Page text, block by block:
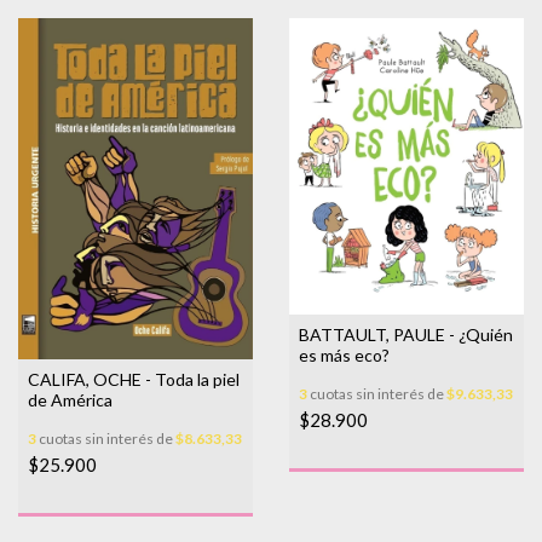
CALIFA, OCHE - Toda la piel
de América
3 cuotas sin interés de$8.633,33
$25.900
BATTAULT, PAULE - ¿Quién
es más eco?
3 cuotas sin interés de$9.633,33
$28.900